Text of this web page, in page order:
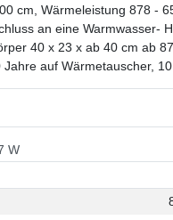
cm, Wärmeleistung 878 -
an eine Warmwasser-
40 x 23 x ab 40 cm ab
Jahre auf Wärmetauscher,